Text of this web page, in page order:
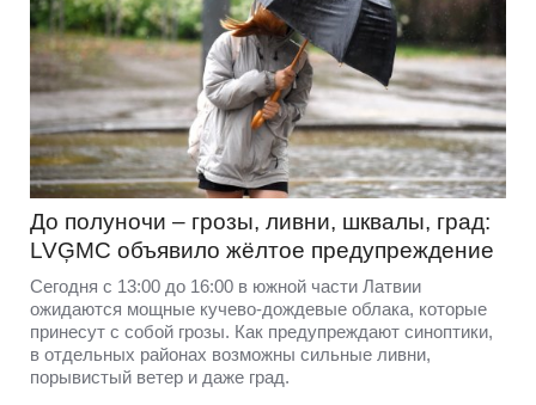
До полуночи – грозы, ливни, шквалы, град:
LVĢMC объявило жёлтое предупреждение
Сегодня с 13:00 до 16:00 в южной части Латвии
ожидаются мощные кучево-дождевые облака, которые
принесут с собой грозы. Как предупреждают синоптики,
в отдельных районах возможны сильные ливни,
порывистый ветер и даже град.